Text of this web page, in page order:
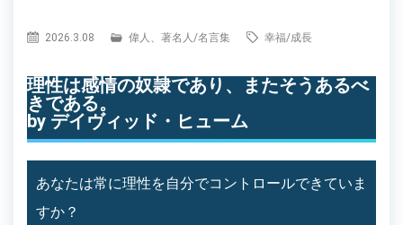
2026.3.08 偉人、著名人 /名言集 幸福/成長
理性は感情の奴隷であり、またそうあるべ
きである。
by デイヴィッド・ヒューム
あなたは常に理性を自分でコントロールできていま
すか？